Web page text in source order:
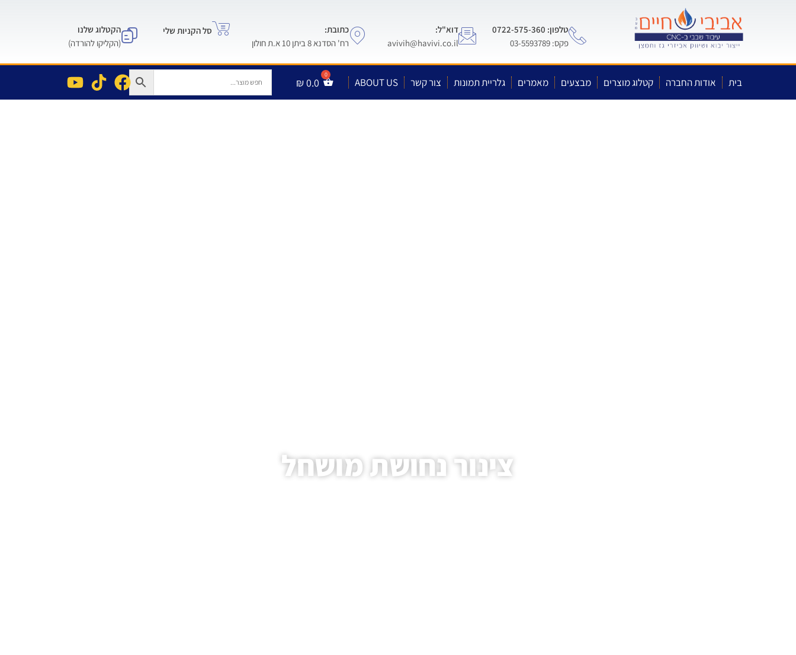
טלפון: 0722-575-360
פקס: 03-5593789
דוא"ל:
avivih@havivi.co.il
כתובת:
רח' הסדנא 8 ביתן 10 א.ת חולון
סל הקניות שלי
הקטלוג שלנו
(הקליקו להורדה)
בית אודות החברה קטלוג מוצרים מבצעים מאמרים גלריית תמונות צור קשר ABOUT US
₪0.0
צינור נחושת מושחל